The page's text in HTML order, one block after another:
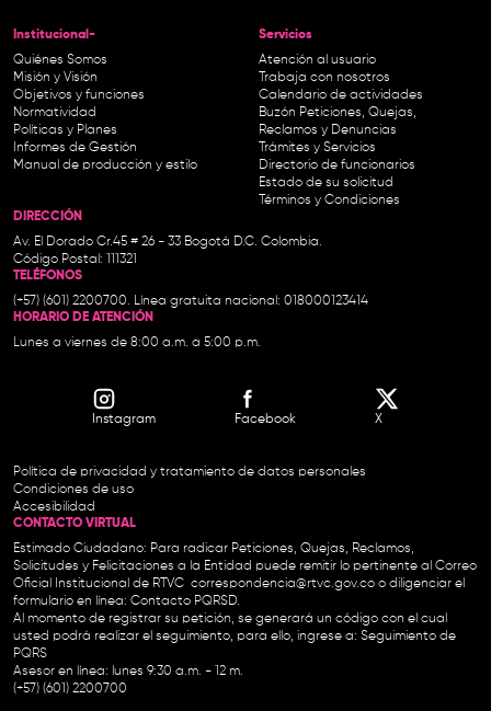
Institucional-
Quiénes Somos
Misión y Visión
Objetivos y funciones
Normatividad
Políticas y Planes
Informes de Gestión
Manual de producción y estilo
Servicios
Atención al usuario
Trabaja con nosotros
Calendario de actividades
Buzón Peticiones, Quejas,
Reclamos y Denuncias
Trámites y Servicios
Directorio de funcionarios
Estado de su solicitud
Términos y Condiciones
DIRECCIÓN
Av. El Dorado Cr.45 # 26 - 33 Bogotá D.C. Colombia.
Código Postal: 111321
TELÉFONOS
(+57) (601) 2200700. Línea gratuita nacional: 018000123414
HORARIO DE ATENCIÓN
Lunes a viernes de 8:00 a.m. a 5:00 p.m.
Instagram Facebook X
Política de privacidad y tratamiento de datos personales
Condiciones de uso
Accesibilidad
CONTACTO VIRTUAL
Estimado Ciudadano: Para radicar Peticiones, Quejas, Reclamos,
Solicitudes y Felicitaciones a la Entidad puede remitir lo pertinente al Correo
Oficial Institucional de RTVC correspondencia@rtvc.gov.co o diligenciar el
formulario en línea: Contacto PQRSD.
Al momento de registrar su petición, se generará un código con el cual
usted podrá realizar el seguimiento, para ello, ingrese a: Seguimiento de
PQRS
Asesor en línea: lunes 9:30 a.m. - 12 m.
(+57) (601) 2200700